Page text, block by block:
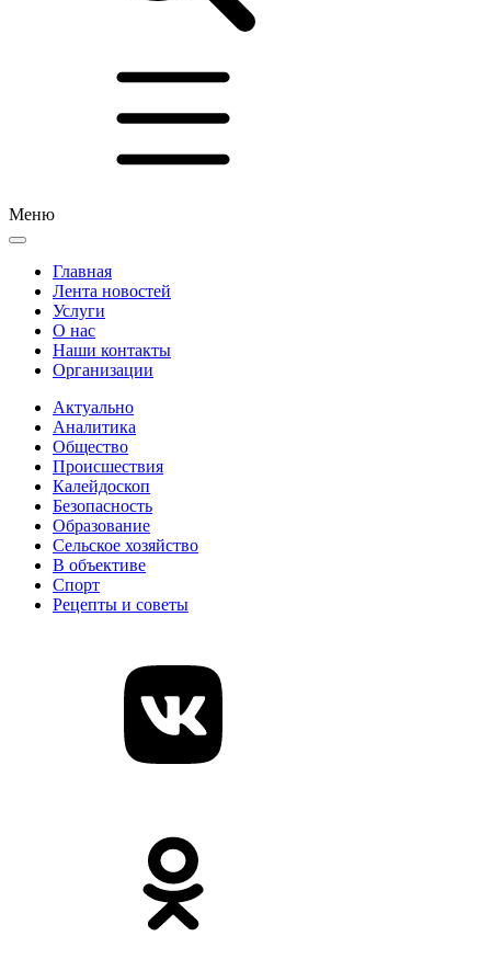
Меню
Главная
Лента новостей
Услуги
О нас
Наши контакты
Организации
Актуально
Аналитика
Общество
Происшествия
Калейдоскоп
Безопасность
Образование
Сельское хозяйство
В объективе
Спорт
Рецепты и советы